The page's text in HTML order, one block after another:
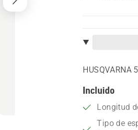
HUSQVARNA
Incluido
Longitud
Tipo de